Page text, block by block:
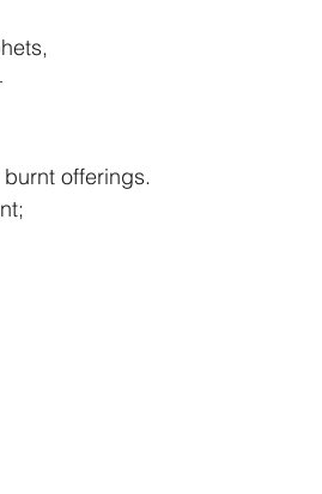
offerings.